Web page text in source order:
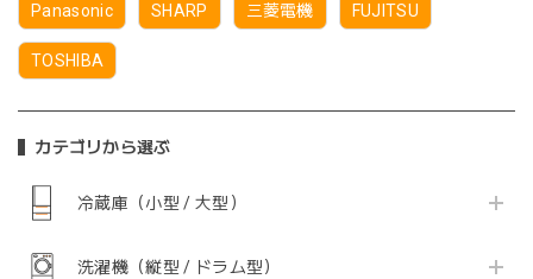
Panasonic SHARP 三菱電機 FUJITSU
TOSHIBA
カテゴリから選ぶ
冷蔵庫（小型 / 大型）
洗濯機（縦型 / ドラム型）